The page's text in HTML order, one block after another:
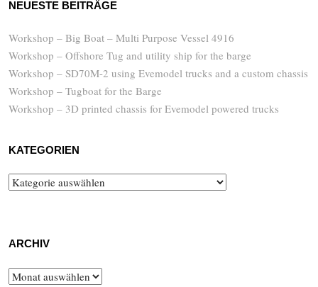
NEUESTE BEITRÄGE
Workshop – Big Boat – Multi Purpose Vessel 4916
Workshop – Offshore Tug and utility ship for the barge
Workshop – SD70M-2 using Evemodel trucks and a custom chassis
Workshop – Tugboat for the Barge
Workshop – 3D printed chassis for Evemodel powered trucks
KATEGORIEN
Kategorien
ARCHIV
Archiv